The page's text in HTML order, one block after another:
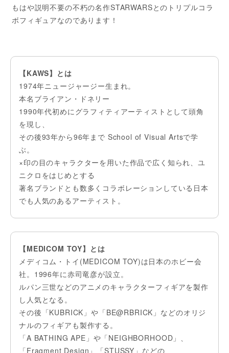
もはや説明不要の不朽の名作STARWARSとのトリプルコラ
ボフィギュアなのであります！
【KAWS】とは
1974年ニュージャージー生まれ。
本名ブライアン・ドネリー
1990年代初めにグラフィティアーティストとして頭角
を現し、
その後93年から96年まで School of Visual Artsで学
ぶ。
×印の目のキャラクターを用いた作品で広く知られ、ユ
ニクロをはじめとする
著名ブランドとも数多くコラボレーションしている日本
でも人気のあるアーティスト。
【MEDICOM TOY】とは
メディコム・トイ(MEDICOM TOY)は日本のホビー会
社。1996年に赤司竜彦が設立。
ルパン三世などのアニメのキャラクターフィギアを製作
し人気となる。
その後「KUBRICK」や「BE@RBRICK」などのオリジ
ナルのフィギアも製作する。
「A BATHING APE」や「NEIGHBORHOOD」、
「Fragment Design」「STUSSY」などの